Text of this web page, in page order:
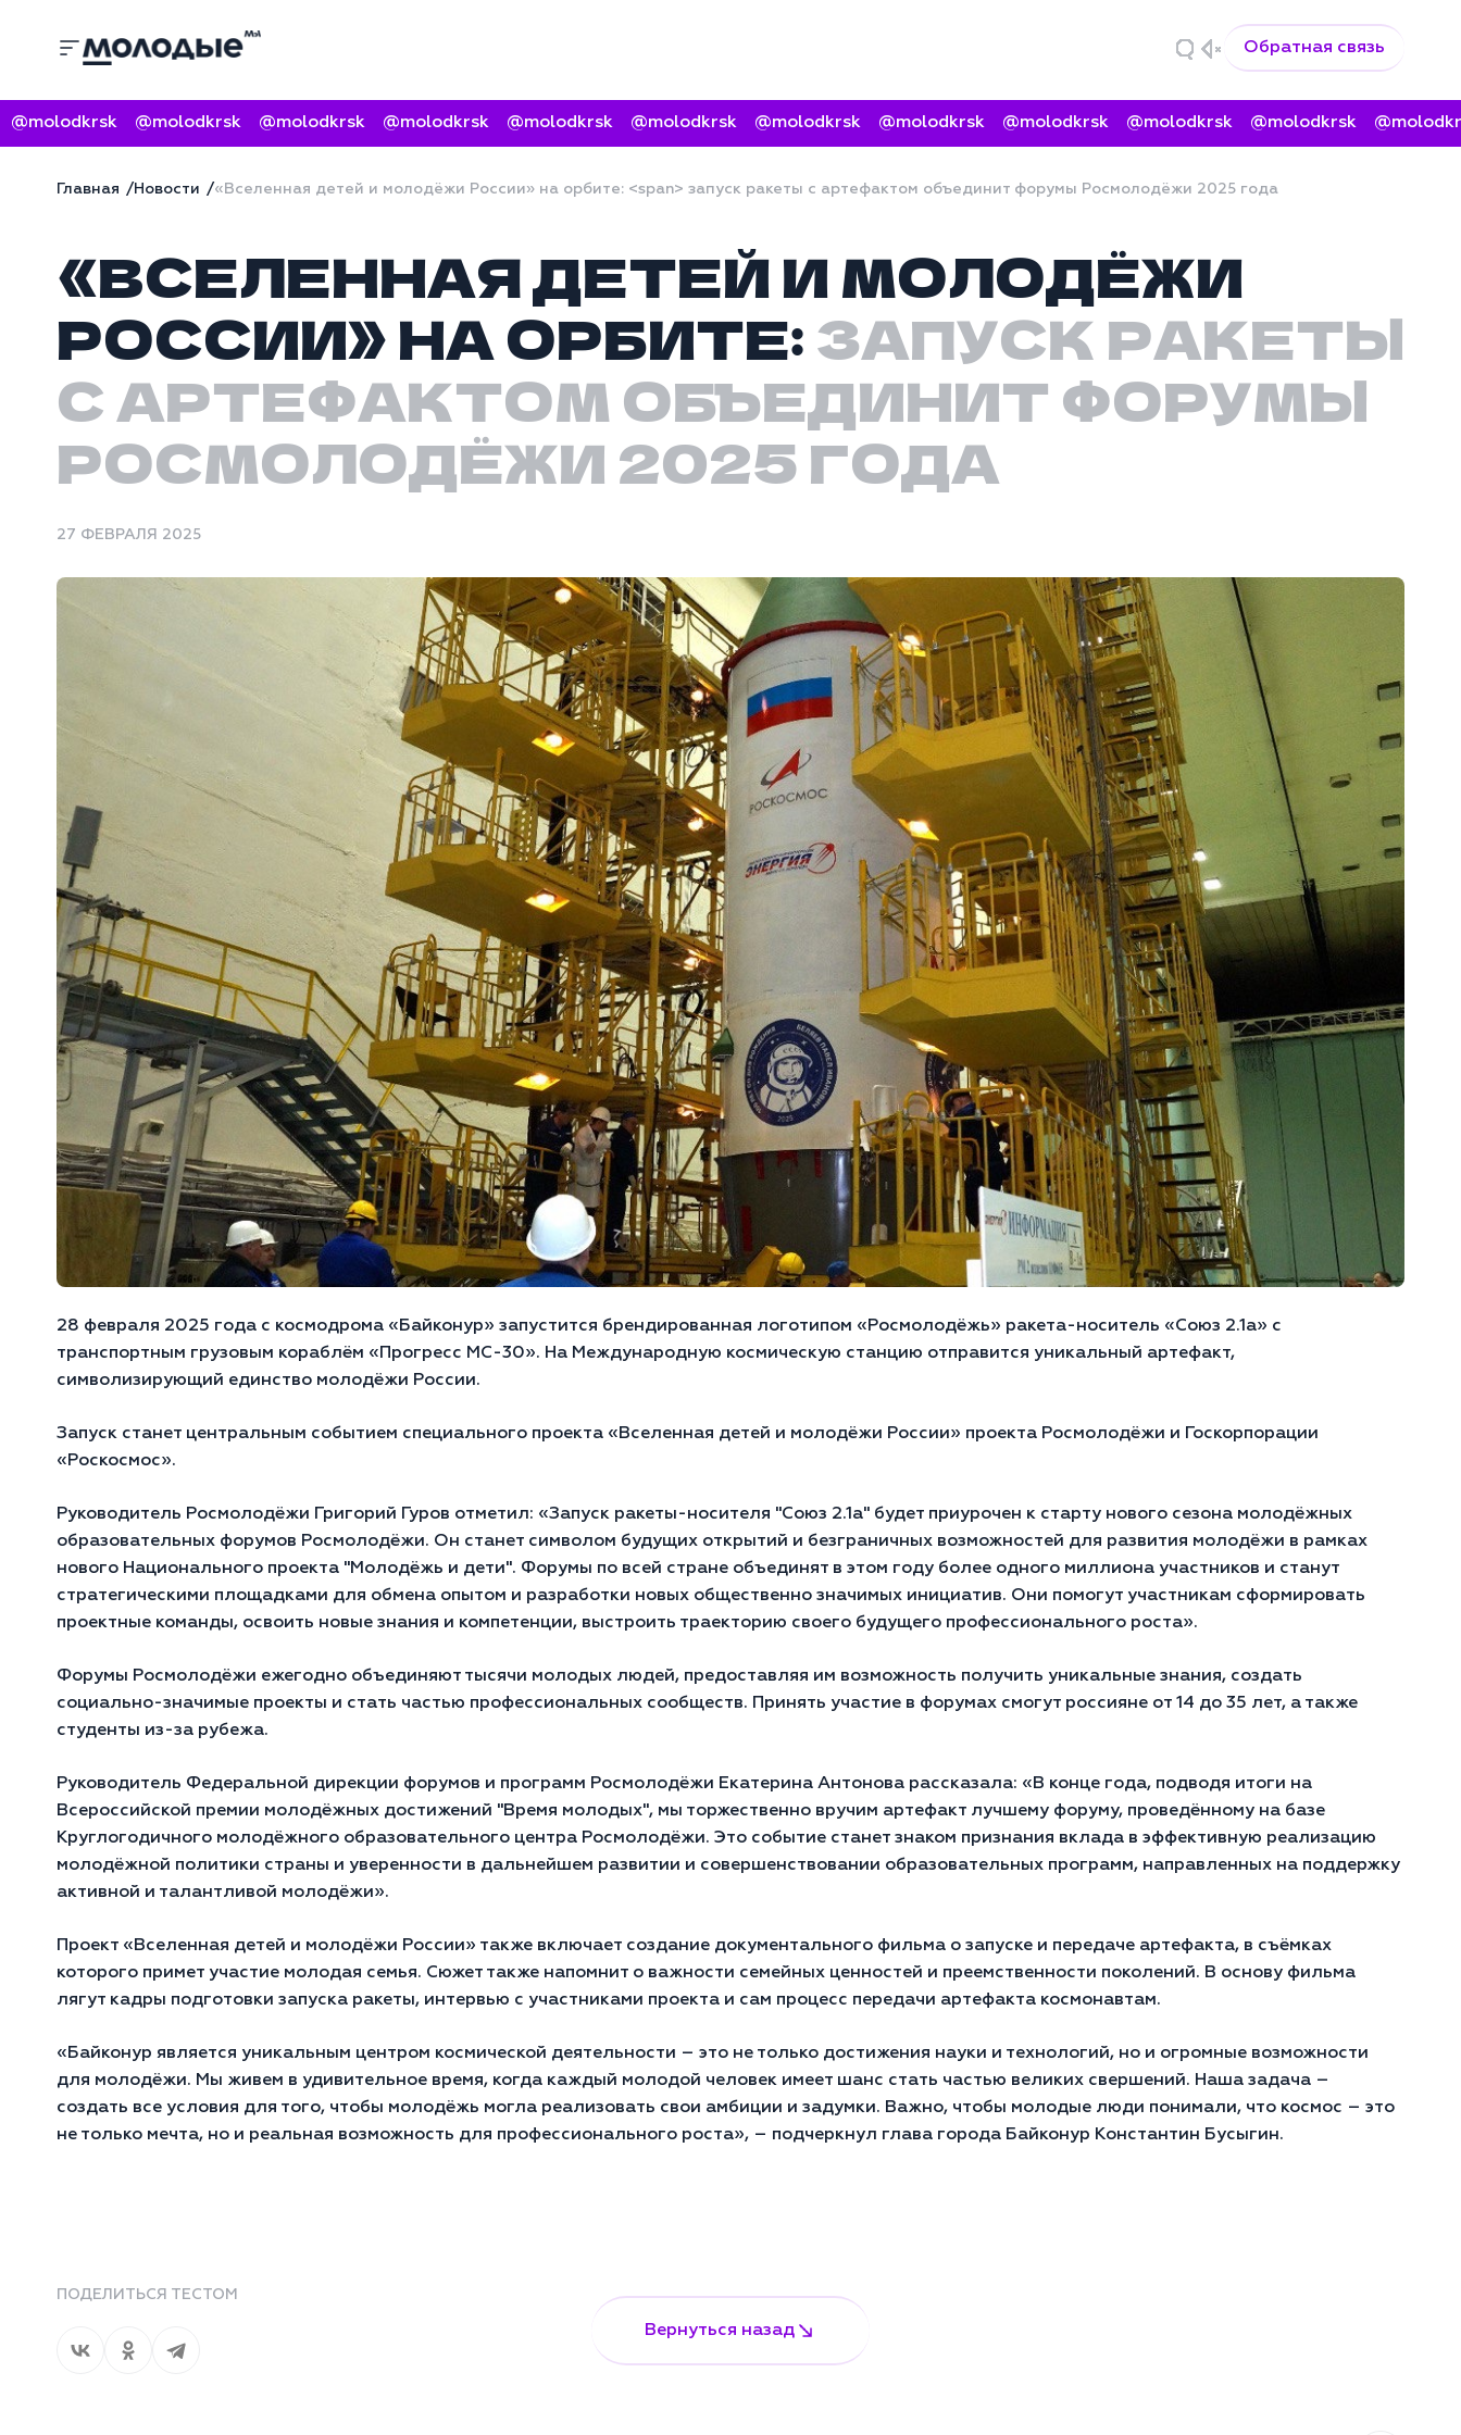
Обратная связь
@molodkrsk @molodkrsk @molodkrsk @molodkrsk @molodkrsk @molodkrsk @molodkrsk @molodkrsk @molodkrsk @molodkrsk @molodkrsk
Главная Новости «Вселенная детей и молодёжи России» на орбите: <span> запуск ракеты с артефактом объединит форумы Росмолодёжи 2025 года
«ВСЕЛЕННАЯ ДЕТЕЙ И МОЛОДЁЖИ
РОССИИ» НА ОРБИТЕ:ЗАПУСК РАКЕТЫ
С АРТЕФАКТОМ ОБЪЕДИНИТ ФОРУМЫ
РОСМОЛОДЁЖИ 2025 ГОДА
27 ФЕВРАЛЯ 2025
28 февраля 2025 года с космодрома «Байконур» запустится брендированная логотипом «Росмолодёжь» ракета-носитель «Союз 2.1а» с
транспортным грузовым кораблём «Прогресс МС-30». На Международную космическую станцию отправится уникальный артефакт,
символизирующий единство молодёжи России.
Запуск станет центральным событием специального проекта «Вселенная детей и молодёжи России» проекта Росмолодёжи и Госкорпорации
«Роскосмос».
Руководитель Росмолодёжи Григорий Гуров отметил: «Запуск ракеты-носителя "Союз 2.1а" будет приурочен к старту нового сезона молодёжных
образовательных форумов Росмолодёжи. Он станет символом будущих открытий и безграничных возможностей для развития молодёжи в рамках
нового Национального проекта "Молодёжь и дети". Форумы по всей стране объединят в этом году более одного миллиона участников и станут
стратегическими площадками для обмена опытом и разработки новых общественно значимых инициатив. Они помогут участникам сформировать
проектные команды, освоить новые знания и компетенции, выстроить траекторию своего будущего профессионального роста».
Форумы Росмолодёжи ежегодно объединяют тысячи молодых людей, предоставляя им возможность получить уникальные знания, создать
социально-значимые проекты и стать частью профессиональных сообществ. Принять участие в форумах смогут россияне от 14 до 35 лет, а также
студенты из-за рубежа.
Руководитель Федеральной дирекции форумов и программ Росмолодёжи Екатерина Антонова рассказала: «В конце года, подводя итоги на
Всероссийской премии молодёжных достижений "Время молодых", мы торжественно вручим артефакт лучшему форуму, проведённому на базе
Круглогодичного молодёжного образовательного центра Росмолодёжи. Это событие станет знаком признания вклада в эффективную реализацию
молодёжной политики страны и уверенности в дальнейшем развитии и совершенствовании образовательных программ, направленных на поддержку
активной и талантливой молодёжи».
Проект «Вселенная детей и молодёжи России» также включает создание документального фильма о запуске и передаче артефакта, в съёмках
которого примет участие молодая семья. Сюжет также напомнит о важности семейных ценностей и преемственности поколений. В основу фильма
лягут кадры подготовки запуска ракеты, интервью с участниками проекта и сам процесс передачи артефакта космонавтам.
«Байконур является уникальным центром космической деятельности – это не только достижения науки и технологий, но и огромные возможности
для молодёжи. Мы живем в удивительное время, когда каждый молодой человек имеет шанс стать частью великих свершений. Наша задача –
создать все условия для того, чтобы молодёжь могла реализовать свои амбиции и задумки. Важно, чтобы молодые люди понимали, что космос – это
не только мечта, но и реальная возможность для профессионального роста», – подчеркнул глава города Байконур Константин Бусыгин.
ПОДЕЛИТЬСЯ ТЕСТОМ
Вернуться назад